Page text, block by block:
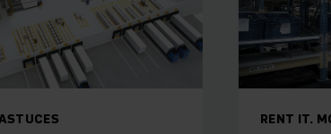
RENT IT. MOVE IT. DONE.